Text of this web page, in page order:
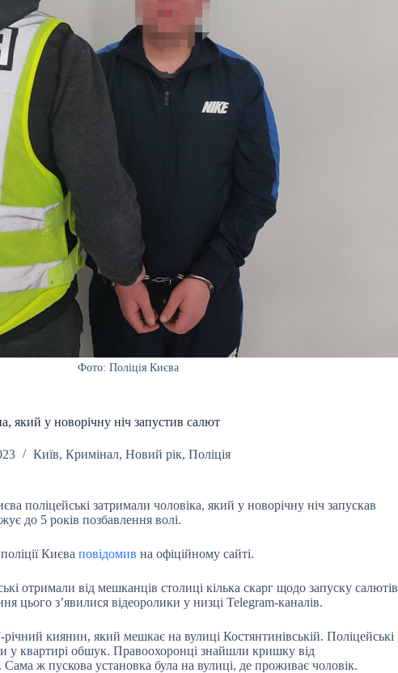
Фото: Поліція Києва
який у новорічну ніч запустив салют
Київ, Кримінал, Новий рік, Поліція
поліцейські затримали чоловіка, який у новорічну ніч запускав
до 5 років позбавлення волі.
Києва повідомив на офіційному сайті.
отримали від мешканців столиці кілька скарг щодо запуску салютів
цього з’явилися відеоролики у низці Telegram-каналів.
киянин, який мешкає на вулиці Костянтинівській. Поліцейські
у квартирі обшук. Правоохоронці знайшли кришку від
ж пускова установка була на вулиці, де проживає чоловік.